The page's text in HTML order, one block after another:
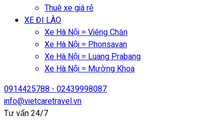
Thuê xe giá rẻ
XE ĐI LÀO
Xe Hà Nội = Viêng Chăn
Xe Hà Nội = Phonsavan
Xe Hà Nội = Luang Prabang
Xe Hà Nội = Mường Khoa
0914425788 - 02439998087
info@vietcaretravel.vn
Tư vấn 24/7